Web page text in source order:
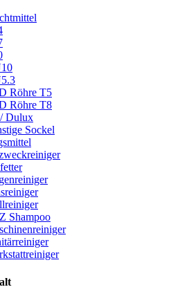
Röhre T5
Röhre T8
Dulux
Sockel
Shampoo